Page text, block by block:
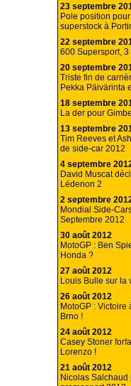
23 septembre
Pole position
superstock à
22 septembre
600 Supersport,
20 septembre
Triste fin de
Pekka Päivärinta
18 septembre
La der pour
13 septembre
Tim Reeves et
de side-car 2012
4 septembre
David Muscat
Lédenon 2
2 septembre
Mondial Side-
Septembre 2012
30 août 2012
MotoGP : Ben
Honda ?
27 août 2012
Louis Bulle sur la
26 août 2012
MotoGP : Victoire
Brno !
24 août 2012
Casey Stoner
Lorenzo !
21 août 2012
Nicolas